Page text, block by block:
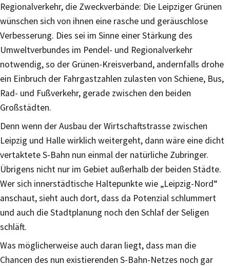
Regionalverkehr, die Zweckverbände: Die Leipziger Grünen
wünschen sich von ihnen eine rasche und geräuschlose
Verbesserung. Dies sei im Sinne einer Stärkung des
Umweltverbundes im Pendel- und Regionalverkehr
notwendig, so der Grünen-Kreisverband, andernfalls drohe
ein Einbruch der Fahrgastzahlen zulasten von Schiene, Bus,
Rad- und Fußverkehr, gerade zwischen den beiden
Großstädten.
Denn wenn der Ausbau der Wirtschaftstrasse zwischen
Leipzig und Halle wirklich weitergeht, dann wäre eine dicht
vertaktete S-Bahn nun einmal der natürliche Zubringer.
Übrigens nicht nur im Gebiet außerhalb der beiden Städte.
Wer sich innerstädtische Haltepunkte wie „Leipzig-Nord“
anschaut, sieht auch dort, dass da Potenzial schlummert
und auch die Stadtplanung noch den Schlaf der Seligen
schläft.
Was möglicherweise auch daran liegt, dass man die
Chancen des nun existierenden S-Bahn-Netzes noch gar